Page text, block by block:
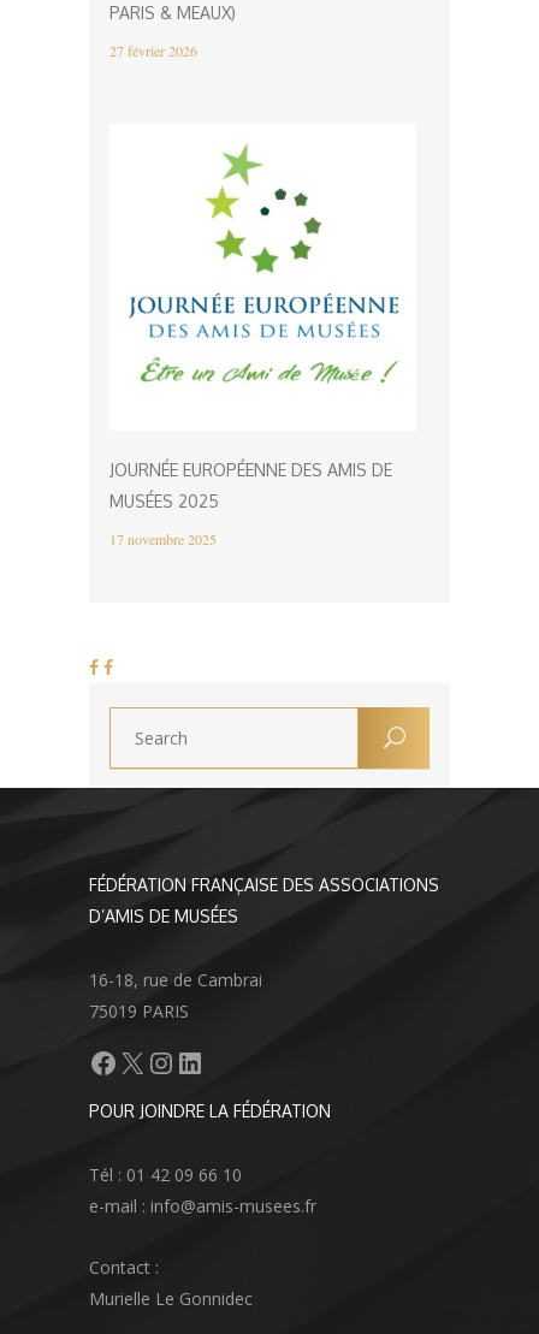
PARIS & MEAUX)
27 février 2026
JOURNÉE EUROPÉENNE DES AMIS DE
MUSÉES 2025
17 novembre 2025
FÉDÉRATION FRANÇAISE DES ASSOCIATIONS
D’AMIS DE MUSÉES
16-18, rue de Cambrai
75019 PARIS
Facebook
X Instagram
LinkedIn
POUR JOINDRE LA FÉDÉRATION
Tél : 01 42 09 66 10
e-mail : info@amis-musees.fr
Contact :
Murielle Le Gonnidec